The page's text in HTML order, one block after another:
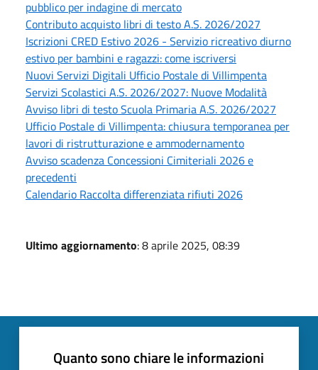
pubblico per indagine di mercato
Contributo acquisto libri di testo A.S. 2026/2027
Iscrizioni CRED Estivo 2026 - Servizio ricreativo diurno
estivo per bambini e ragazzi: come iscriversi
Nuovi Servizi Digitali Ufficio Postale di Villimpenta
Servizi Scolastici A.S. 2026/2027: Nuove Modalità
Avviso libri di testo Scuola Primaria A.S. 2026/2027
Ufficio Postale di Villimpenta: chiusura temporanea per
lavori di ristrutturazione e ammodernamento
Avviso scadenza Concessioni Cimiteriali 2026 e
precedenti
Calendario Raccolta differenziata rifiuti 2026
Ultimo aggiornamento: 8 aprile 2025, 08:39
Quanto sono chiare le informazioni